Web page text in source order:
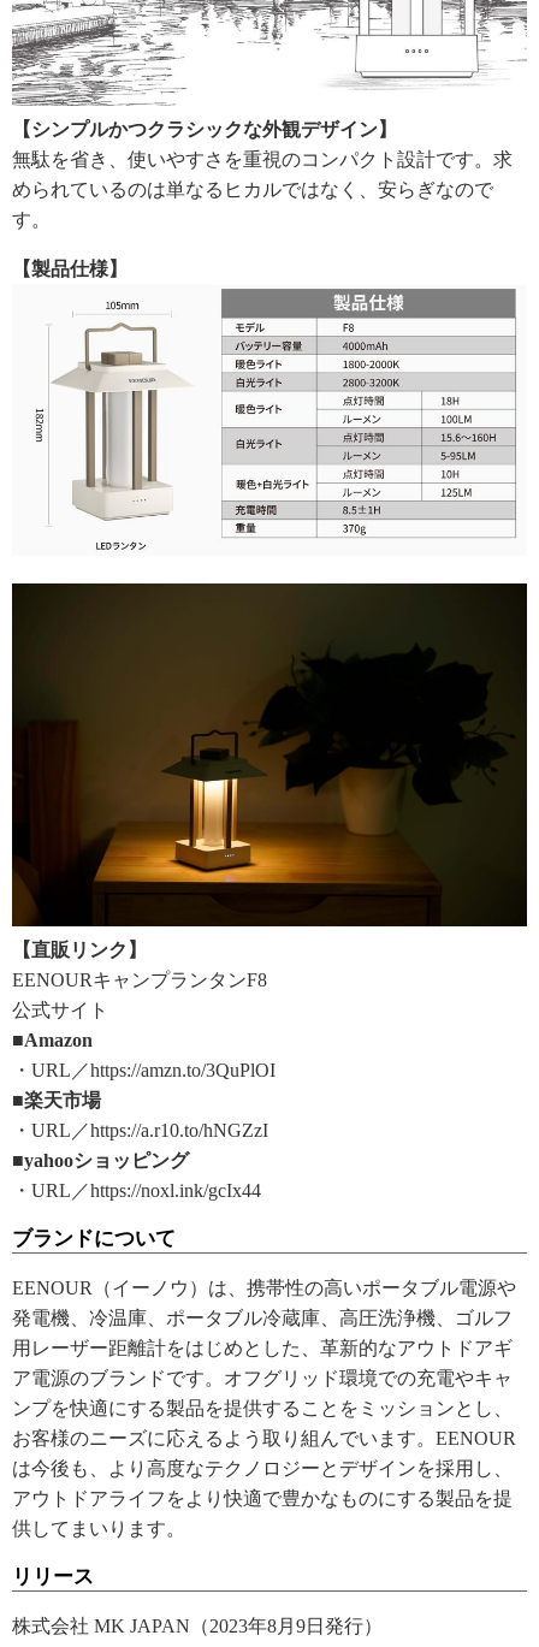
【シンプルかつクラシックな外観デザイン】
無駄を省き、使いやすさを重視のコンパクト設計です。求
められているのは単なるヒカルではなく、安らぎなので
す。
【製品仕様】
【直販リンク】
EENOURキャンプランタンF8
公式サイト
■Amazon
・URL／https://amzn.to/3QuPlOI
■楽天市場
・URL／https://a.r10.to/hNGZzI
■yahooショッピング
・URL／https://noxl.ink/gcIx44
ブランドについて
EENOUR（イーノウ）は、携帯性の高いポータブル電源や
発電機、冷温庫、ポータブル冷蔵庫、高圧洗浄機、ゴルフ
用レーザー距離計をはじめとした、革新的なアウトドアギ
ア電源のブランドです。オフグリッド環境での充電やキャ
ンプを快適にする製品を提供することをミッションとし、
お客様のニーズに応えるよう取り組んでいます。EENOUR
は今後も、より高度なテクノロジーとデザインを採用し、
アウトドアライフをより快適で豊かなものにする製品を提
供してまいります。
リリース
株式会社 MK JAPAN（2023年8月9日発行）